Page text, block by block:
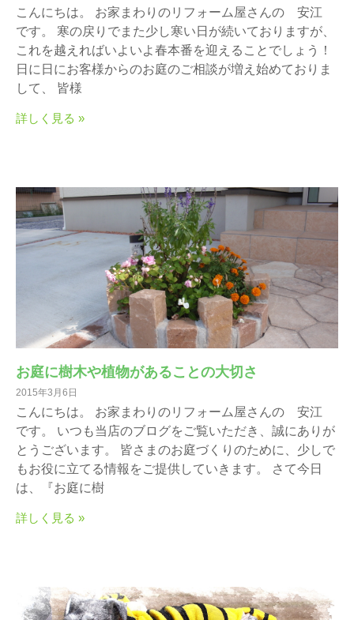
こんにちは。 お家まわりのリフォーム屋さんの 安江
です。 寒の戻りでまた少し寒い日が続いておりますが、
これを越えればいよいよ春本番を迎えることでしょう！
日に日にお客様からのお庭のご相談が増え始めておりま
して、 皆様
詳しく見る »
お庭に樹木や植物があることの大切さ
2015年3月6日
こんにちは。 お家まわりのリフォーム屋さんの 安江
です。 いつも当店のブログをご覧いただき、誠にありが
とうございます。 皆さまのお庭づくりのために、少しで
もお役に立てる情報をご提供していきます。 さて今日
は、『お庭に樹
詳しく見る »